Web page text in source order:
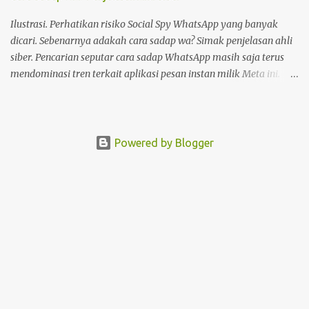
Seperti menunjukkan kelemahan situs, menjual produk, atau
hanya kesenangan pribadi. Hal te...
Ilustrasi. Perhatikan risiko Social Spy WhatsApp yang banyak
dicari. Sebenarnya adakah cara sadap wa? Simak penjelasan ahli
siber. Pencarian seputar cara sadap WhatsApp masih saja terus
mendominasi tren terkait aplikasi pesan instan milik Meta ini.
sadap WhatsApp hanya dengan nomor telpon atau nomor wa ini?
Powered by Blogger